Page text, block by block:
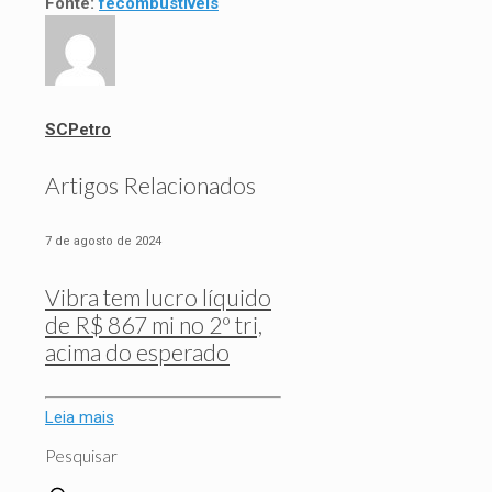
SCPetro
Artigos Relacionados
7 de agosto de 2024
Vibra tem lucro líquido
de R$ 867 mi no 2º tri,
acima do esperado
Leia mais
Pesquisar